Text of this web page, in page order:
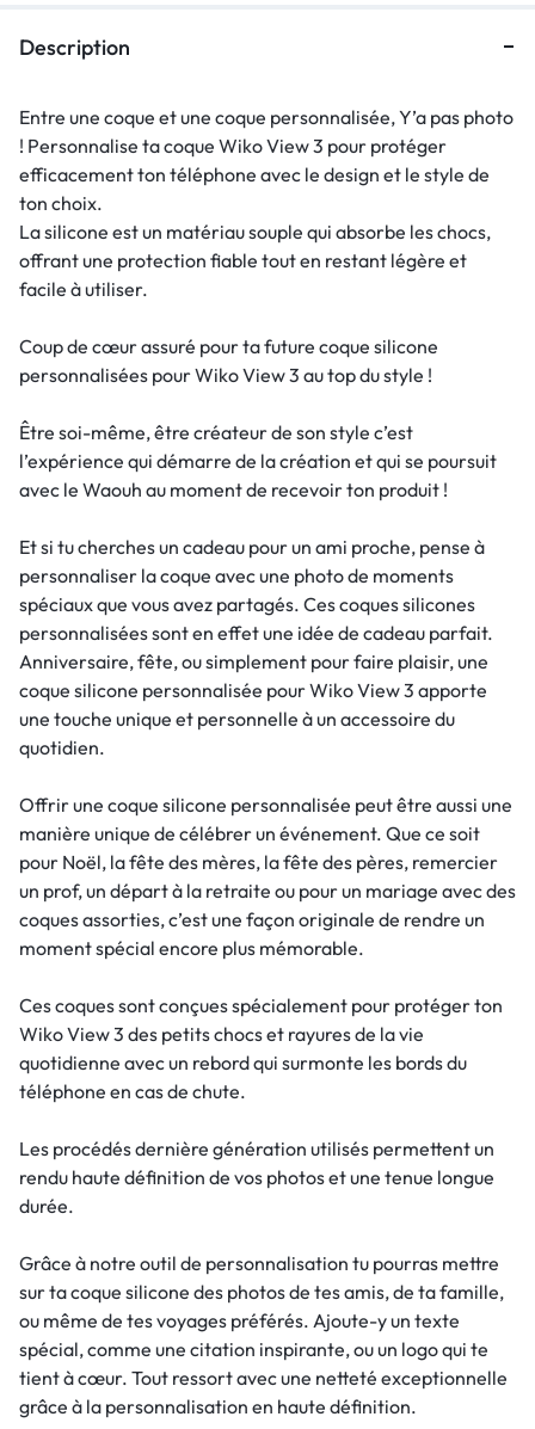
Description
Entre une coque et une coque personnalisée, Y’a pas photo
! Personnalise ta coque Wiko View 3 pour protéger
efficacement ton téléphone avec le design et le style de
ton choix.
La silicone est un matériau souple qui absorbe les chocs,
offrant une protection fiable tout en restant légère et
facile à utiliser.
Coup de cœur assuré pour ta future coque silicone
personnalisées pour Wiko View 3 au top du style !
Être soi-même, être créateur de son style c’est
l’expérience qui démarre de la création et qui se poursuit
avec le Waouh au moment de recevoir ton produit !
Et si tu cherches un cadeau pour un ami proche, pense à
personnaliser la coque avec une photo de moments
spéciaux que vous avez partagés. Ces coques silicones
personnalisées sont en effet une idée de cadeau parfait.
Anniversaire, fête, ou simplement pour faire plaisir, une
coque silicone personnalisée pour Wiko View 3 apporte
une touche unique et personnelle à un accessoire du
quotidien.
Offrir une coque silicone personnalisée peut être aussi une
manière unique de célébrer un événement. Que ce soit
pour Noël, la fête des mères, la fête des pères, remercier
un prof, un départ à la retraite ou pour un mariage avec des
coques assorties, c’est une façon originale de rendre un
moment spécial encore plus mémorable.
Ces coques sont conçues spécialement pour protéger ton
Wiko View 3 des petits chocs et rayures de la vie
quotidienne avec un rebord qui surmonte les bords du
téléphone en cas de chute.
Les procédés dernière génération utilisés permettent un
rendu haute définition de vos photos et une tenue longue
durée.
Grâce à notre outil de personnalisation tu pourras mettre
sur ta coque silicone des photos de tes amis, de ta famille,
ou même de tes voyages préférés. Ajoute-y un texte
spécial, comme une citation inspirante, ou un logo qui te
tient à cœur. Tout ressort avec une netteté exceptionnelle
grâce à la personnalisation en haute définition.